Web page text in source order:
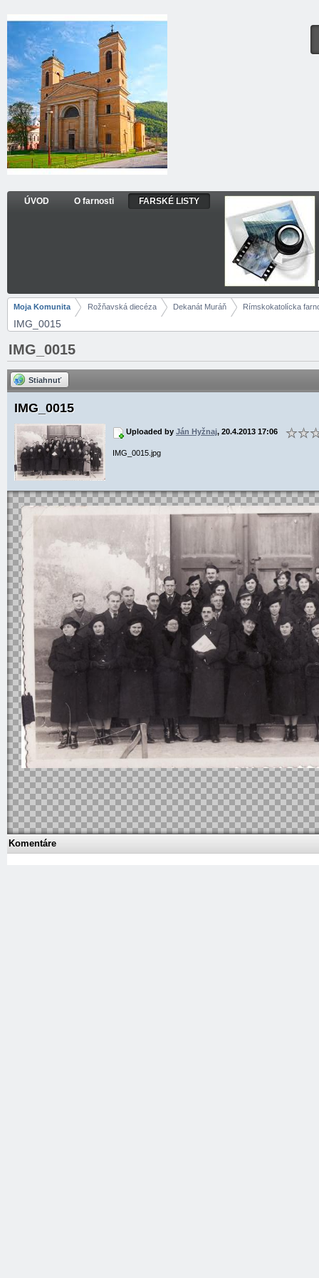
Prejsť k obsahu
ÚVOD O farnosti FARSKÉ LISTY
panely, lišty
Moja Komunita Rožňavská diecéza Dekanát Muráň Rímskokatolícka
IMG_0015
IMG_0015
Stiahnuť
IMG_0015
Uploaded by Ján Hyžnaj, 20.4.2013 17:06
IMG_0015.jpg
Komentáre